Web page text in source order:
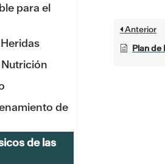
para el
de
de las
Anterior
Plan de